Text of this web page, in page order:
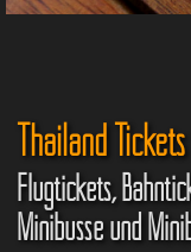
Thailand
Flugtickets,
Minibusse und